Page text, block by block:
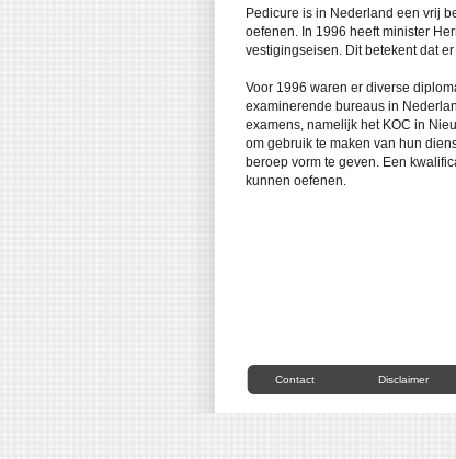
Pedicure is in Nederland een vrij
oefenen. In 1996 heeft minister
vestigingseisen. Dit betekent dat
Voor 1996 waren er diverse
examinerende bureaus in
examens, namelijk het KOC in
om gebruik te maken van hun
beroep vorm te geven. Een
kunnen oefenen.
Contact Disclaimer